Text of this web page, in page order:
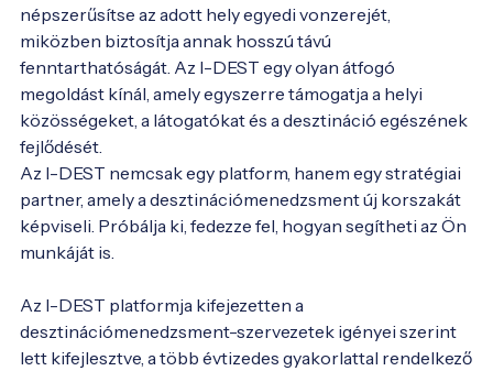
népszerűsítse az adott hely egyedi vonzerejét,
miközben biztosítja annak hosszú távú
fenntarthatóságát. Az I-DEST egy olyan átfogó
megoldást kínál, amely egyszerre támogatja a helyi
közösségeket, a látogatókat és a desztináció egészének
fejlődését.
Az I-DEST nemcsak egy platform, hanem egy stratégiai
partner, amely a desztinációmenedzsment új korszakát
képviseli. Próbálja ki, fedezze fel, hogyan segítheti az Ön
munkáját is.
Az I-DEST platformja kifejezetten a
desztinációmenedzsment-szervezetek igényei szerint
lett kifejlesztve, a több évtizedes gyakorlattal rendelkező